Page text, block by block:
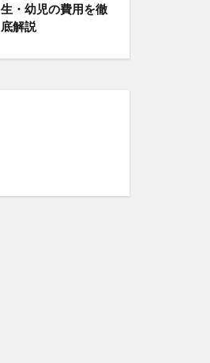
生・幼児の費用を徹
底解説